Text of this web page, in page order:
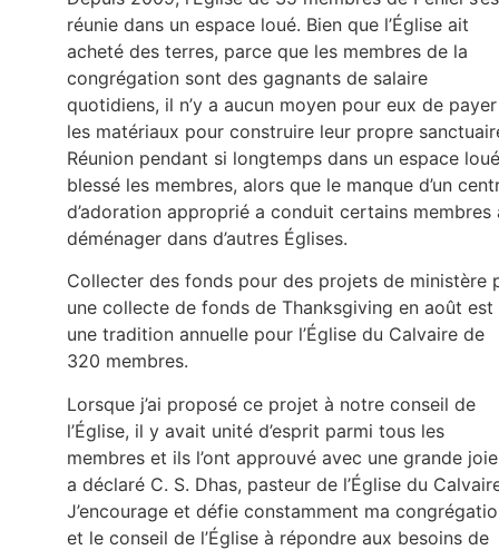
réunie dans un espace loué. Bien que l’Église ait
acheté des terres, parce que les membres de la
congrégation sont des gagnants de salaire
quotidiens, il n’y a aucun moyen pour eux de payer
les matériaux pour construire leur propre
Réunion pendant si longtemps dans un espace
blessé les membres, alors que le manque d’un
d’adoration approprié a conduit certains membres
déménager dans d’autres Églises.
Collecter des fonds pour des projets de ministère
une collecte de fonds de Thanksgiving en août est
une tradition annuelle pour l’Église du Calvaire de
320 membres.
Lorsque j’ai proposé ce projet à notre conseil de
l’Église, il y avait unité d’esprit parmi tous les
membres et ils l’ont approuvé avec une grande
a déclaré C. S. Dhas, pasteur de l’Église du
J’encourage et défie constamment ma
et le conseil de l’Église à répondre aux besoins de